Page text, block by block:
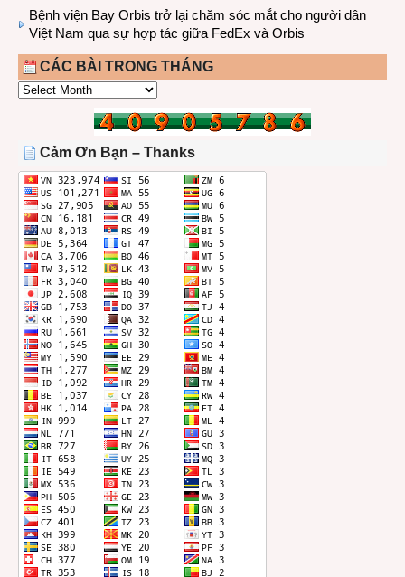
Bệnh viện Bay Orbis trở lại chăm sóc mắt cho người dân
Việt Nam qua sự hợp tác giữa FedEx và Orbis
CÁC BÀI TRONG THÁNG
CÁC
THÁNG
Cảm Ơn Bạn – Thanks